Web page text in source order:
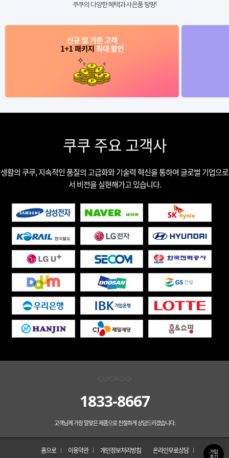
쿠쿠의 다양한 혜택과 사은품 팡팡!
쿠쿠 주요 고객사
생활의 쿠쿠, 지속적인 품질의 고급화와 기술력 혁신을 통하여 글로벌 기업으로
서 비전을 실현해가고 있습니다.
1833-8667
고객님께 가장 알맞은 제품으로 친절하게 상담드리겠습니다.
홈으로 이용약관 개인정보처리방침 온라인무료상담 가입
후기